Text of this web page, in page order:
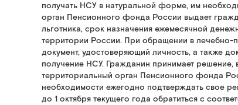
получать НСУ в натуральной форме, им
орган Пенсионного фонда России выдает
льготника, срок назначения ежемесячной
территории России. При обращении в
документ, удостоверяющий личность, а также
получение НСУ. Гражданин принимает решение,
территориальный орган Пенсионного фонда
необходимости ежегодно подтверждать свое
до 1 октября текущего года обратиться с